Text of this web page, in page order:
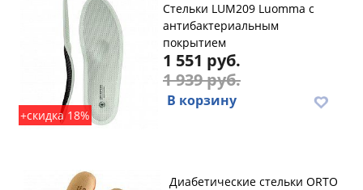
+скидка 18%
Стельки LUM209 Luomma с
антибактериальным
покрытием
1 551 руб.
1 939 руб.
В корзину
Диабетические cтельки ORTO